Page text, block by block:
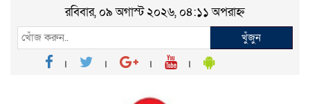
রবিবার, ০৯ অগাস্ট ২০২৬, ০৪:১১ অপরাহ্ন
খুঁজুন